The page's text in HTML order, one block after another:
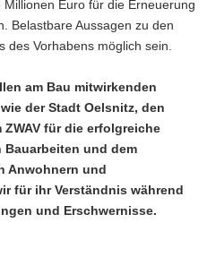
Euro für die Erneuerung
Belastbare Aussagen zu den
des Vorhabens möglich sein.
am Bau mitwirkenden
der Stadt Oelsnitz, den
für die erfolgreiche
Bauarbeiten und dem
Anwohnern und
für ihr Verständnis während
und Erschwernisse.